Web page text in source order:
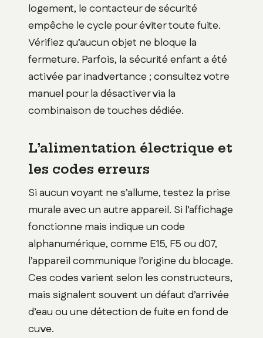
logement, le contacteur de sécurité
empêche le cycle pour éviter toute fuite.
Vérifiez qu’aucun objet ne bloque la
fermeture. Parfois, la sécurité enfant a été
activée par inadvertance ; consultez votre
manuel pour la désactiver via la
combinaison de touches dédiée.
L’alimentation électrique et
les codes erreurs
Si aucun voyant ne s’allume, testez la prise
murale avec un autre appareil. Si l’affichage
fonctionne mais indique un code
alphanumérique, comme E15, F5 ou d07,
l’appareil communique l’origine du blocage.
Ces codes varient selon les constructeurs,
mais signalent souvent un défaut d’arrivée
d’eau ou une détection de fuite en fond de
cuve.